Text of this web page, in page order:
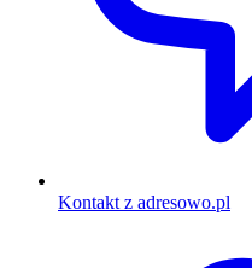
Kontakt z adresowo.pl